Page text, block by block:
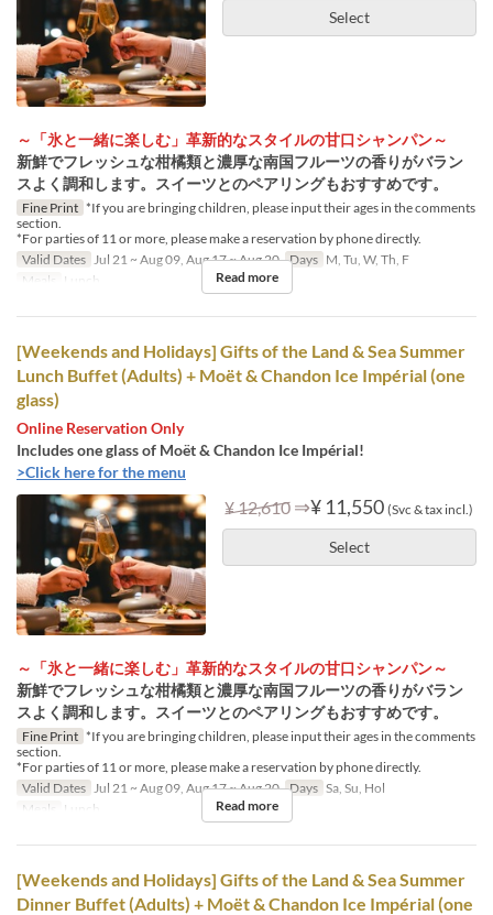
Select
～「氷と一緒に楽しむ」革新的なスタイルの甘口シャンパン～
新鮮でフレッシュな柑橘類と濃厚な南国フルーツの香りがバラン
スよく調和します。スイーツとのペアリングもおすすめです。
Fine Print *If you are bringing children, please input their ages in the comments
section.
*For parties of 11 or more, please make a reservation by phone directly.
Valid Dates
Jul 21 ~ Aug 09, Aug 17 ~ Aug 20 Days M, Tu, W, Th, F
Meals
Lunch Read more
[Weekends and Holidays] Gifts of the Land & Sea Summer
Lunch Buffet (Adults) + Moët & Chandon Ice Impérial (one
glass)
Online Reservation Only
Includes one glass of Moët & Chandon Ice Impérial!
>Click here for the menu
¥ 12,610 ⇒¥ 11,550 (Svc & tax incl.)
Select
～「氷と一緒に楽しむ」革新的なスタイルの甘口シャンパン～
新鮮でフレッシュな柑橘類と濃厚な南国フルーツの香りがバラン
スよく調和します。スイーツとのペアリングもおすすめです。
Fine Print *If you are bringing children, please input their ages in the comments
section.
*For parties of 11 or more, please make a reservation by phone directly.
Valid Dates Jul 21 ~ Aug 09, Aug 17 ~ Aug 20 Days Sa, Su, Hol
Meals
Lunch Read more
[Weekends and Holidays] Gifts of the Land & Sea Summer
Dinner Buffet (Adults) + Moët & Chandon Ice Impérial (one